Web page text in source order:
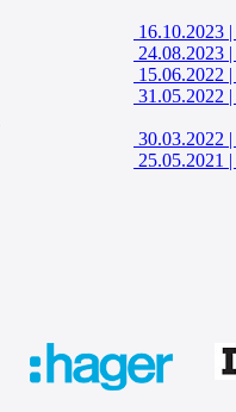
16.10.2023 |
24.08.2023 |
15.06.2022 |
31.05.2022 |
30.03.2022 |
25.05.2021 |